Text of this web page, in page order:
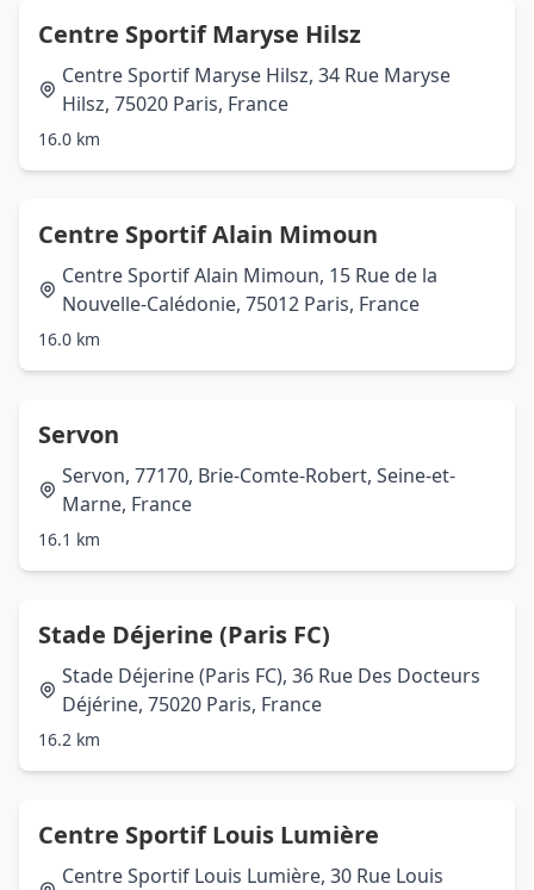
Centre Sportif Maryse Hilsz
Centre Sportif Maryse Hilsz, 34 Rue Maryse
Hilsz, 75020 Paris, France
16.0 km
Centre Sportif Alain Mimoun
Centre Sportif Alain Mimoun, 15 Rue de la
Nouvelle-Calédonie, 75012 Paris, France
16.0 km
Servon
Servon, 77170, Brie-Comte-Robert, Seine-et-
Marne, France
16.1 km
Stade Déjerine (Paris FC)
Stade Déjerine (Paris FC), 36 Rue Des Docteurs
Déjérine, 75020 Paris, France
16.2 km
Centre Sportif Louis Lumière
Centre Sportif Louis Lumière, 30 Rue Louis